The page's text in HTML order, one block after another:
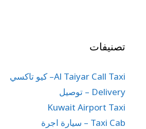
تصنيفات
Al Taiyar Call Taxi– كيو تاكسي
Delivery – توصيل
Kuwait Airport Taxi
Taxi Cab – سيارة اجرة